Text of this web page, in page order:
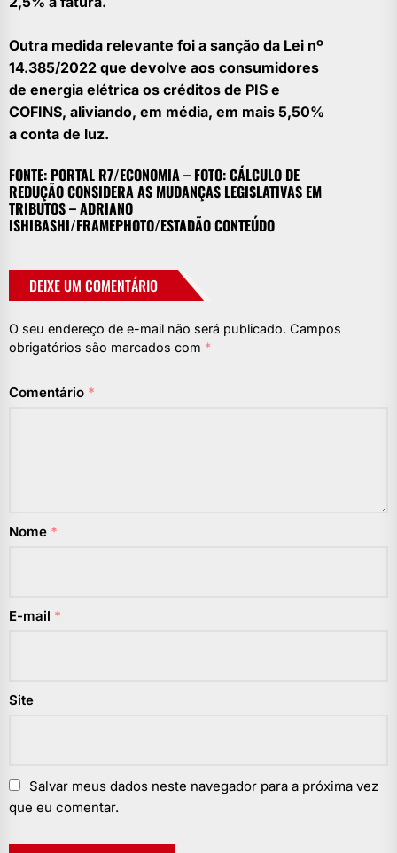
Outra medida relevante foi a sanção da Lei nº
14.385/2022 que devolve aos consumidores
de energia elétrica os créditos de PIS e
COFINS, aliviando, em média, em mais 5,50%
a conta de luz.
FONTE: PORTAL R7/ECONOMIA – FOTO:CÁLCULO DE
REDUÇÃO CONSIDERA AS MUDANÇAS LEGISLATIVAS EM
TRIBUTOS – ADRIANO
ISHIBASHI/FRAMEPHOTO/ESTADÃO CONTEÚDO
DEIXE UM COMENTÁRIO
O seu endereço de e-mail não será publicado. Campos
obrigatórios são marcados com *
Comentário *
Nome *
E-mail *
Site
Salvar meus dados neste navegador para a próxima vez
que eu comentar.